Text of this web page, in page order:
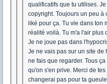
qualificatifs que tu utilises.
copyright. Toujours un peu à
liké pour ça. Tu vie dans ton
réalité voilà. Tu m'a l'air plus
Je ne joue pas dans
Je ne vais pas sur un site de
ne fais que regarder. Tous
qu'on s'en prive. Merci de
changerai pas pour ta